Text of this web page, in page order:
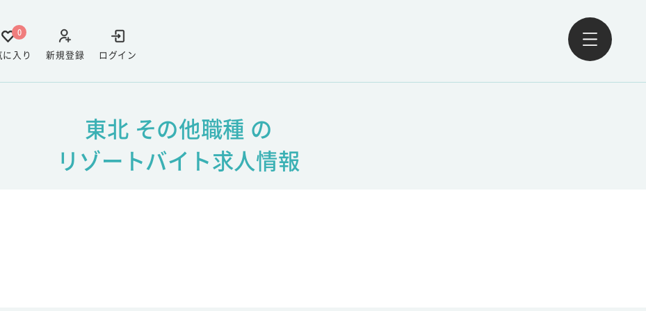
ログイン
新規登録
0
に入り
東北 その他職種 の
リゾートバイト求人情報